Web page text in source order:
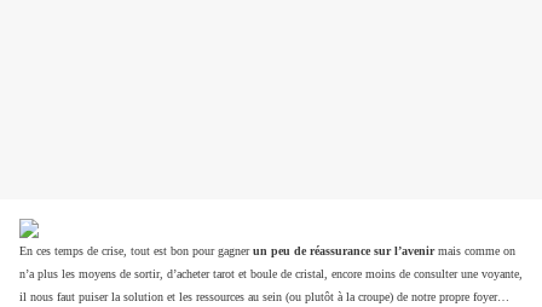
En ces temps de crise, tout est bon pour gagnerun peu de réassurance sur l’avenirmais comme on
n’a plus les moyens de sortir, d’acheter tarot et boule de cristal, encore moins de consulter une voyante,
il nous faut puiser la solution et les ressources au sein (ou plutôt à la croupe) de notre propre foyer…